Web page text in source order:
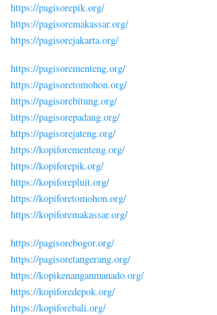
https://pagisorepik.org/
https://pagisoremakassar.org/
https://pagisorejakarta.org/
https://pagisorementeng.org/
https://pagisoretomohon.org/
https://pagisorebitung.org/
https://pagisorepadang.org/
https://pagisorejateng.org/
https://kopiforementeng.org/
https://kopiforepik.org/
https://kopiforepluit.org/
https://kopiforetomohon.org/
https://kopiforemakassar.org/
https://pagisorebogor.org/
https://pagisoretangerang.org/
https://kopikenanganmanado.org/
https://kopiforedepok.org/
https://kopiforebali.org/